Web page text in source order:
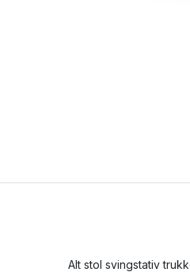
Alt stol svingstativ